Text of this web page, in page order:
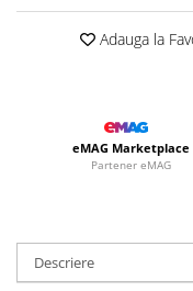
Adauga la
eMAG Marketplace
Partener eMAG
Descriere